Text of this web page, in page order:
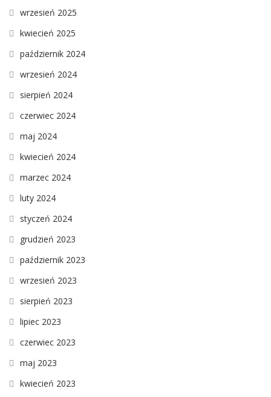
wrzesień 2025
kwiecień 2025
październik 2024
wrzesień 2024
sierpień 2024
czerwiec 2024
maj 2024
kwiecień 2024
marzec 2024
luty 2024
styczeń 2024
grudzień 2023
październik 2023
wrzesień 2023
sierpień 2023
lipiec 2023
czerwiec 2023
maj 2023
kwiecień 2023